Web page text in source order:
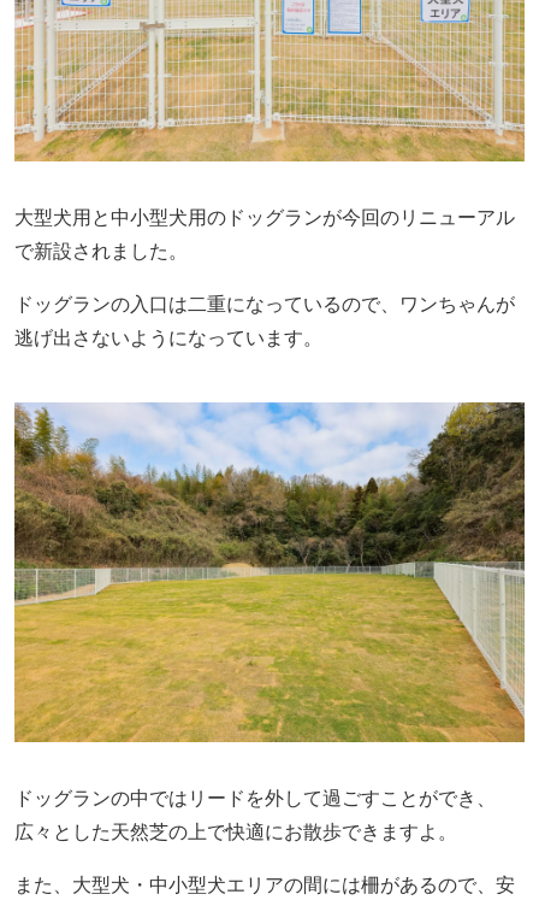
大型犬用と中小型犬用のドッグランが今回のリニューアル
で新設されました。
ドッグランの入口は二重になっているので、ワンちゃんが
逃げ出さないようになっています。
ドッグランの中ではリードを外して過ごすことができ、
広々とした天然芝の上で快適にお散歩できますよ。
また、大型犬・中小型犬エリアの間には柵があるので、安